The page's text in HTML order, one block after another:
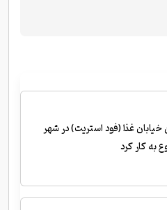
غذا (فود استریت) در شهر
به کار کرد